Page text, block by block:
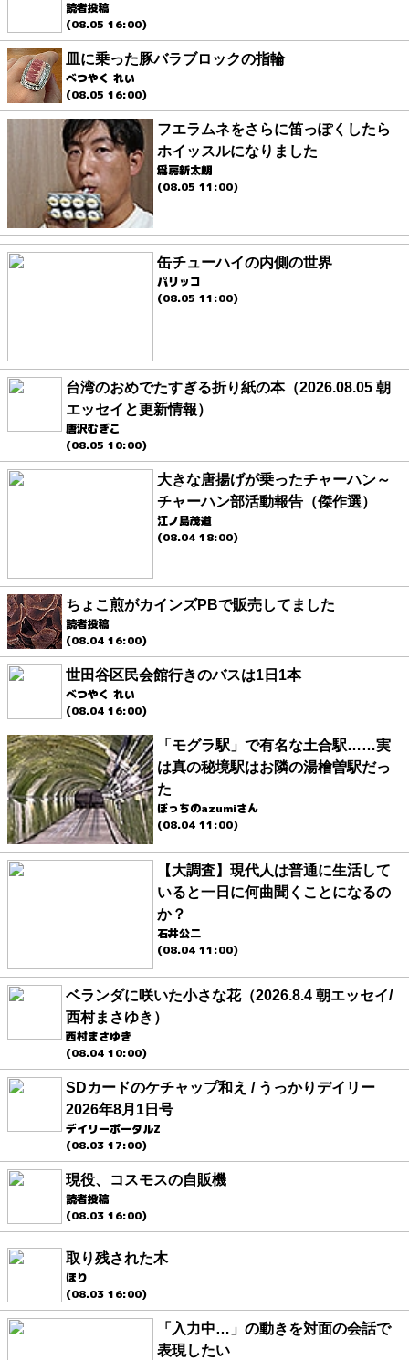
読者投稿
(08.05 16:00)
皿に乗った豚バラブロックの指輪
べつやく れい
(08.05 16:00)
フエラムネをさらに笛っぽくしたら
ホイッスルになりました
爲房新太朗
(08.05 11:00)
缶チューハイの内側の世界
パリッコ
(08.05 11:00)
台湾のおめでたすぎる折り紙の本（2026.08.05 朝
エッセイと更新情報）
唐沢むぎこ
(08.05 10:00)
大きな唐揚げが乗ったチャーハン～
チャーハン部活動報告（傑作選）
江ノ島茂道
(08.04 18:00)
ちょこ煎がカインズPBで販売してました
読者投稿
(08.04 16:00)
世田谷区民会館行きのバスは1日1本
べつやく れい
(08.04 16:00)
「モグラ駅」で有名な土合駅……実
は真の秘境駅はお隣の湯檜曽駅だっ
た
ぼっちのazumiさん
(08.04 11:00)
【大調査】現代人は普通に生活して
いると一日に何曲聞くことになるの
か？
石井公二
(08.04 11:00)
ベランダに咲いた小さな花（2026.8.4 朝エッセイ/
西村まさゆき）
西村まさゆき
(08.04 10:00)
SDカードのケチャップ和え / うっかりデイリー
2026年8月1日号
デイリーポータルZ
(08.03 17:00)
現役、コスモスの自販機
読者投稿
(08.03 16:00)
取り残された木
ほり
(08.03 16:00)
「入力中…」の動きを対面の会話で
表現したい